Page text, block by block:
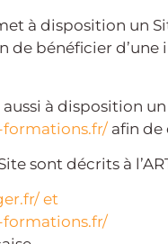
à disposition un
de bénéficier
à disposition
afin de
sont décrits à
et